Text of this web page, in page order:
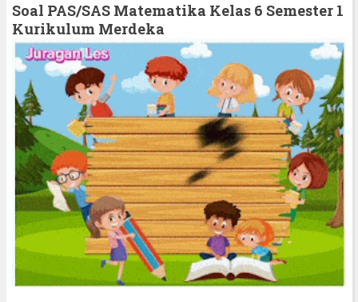
f
o
r
Soal PAS/SAS Matematika Kelas 6 Semester 1
Kurikulum Merdeka